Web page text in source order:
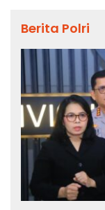
Berita Polri